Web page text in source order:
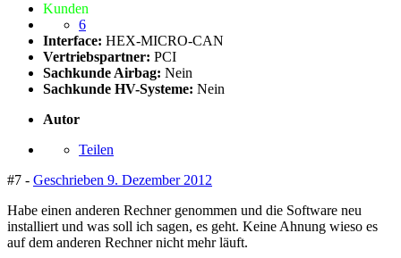
Kunden
6
Interface: HEX-MICRO-CAN
Vertriebspartner: PCI
Sachkunde Airbag: Nein
Sachkunde HV-Systeme: Nein
Autor
Teilen
#7 - Geschrieben 9. Dezember 2012
Habe einen anderen Rechner genommen und die Software neu
installiert und was soll ich sagen, es geht. Keine Ahnung wieso es
auf dem anderen Rechner nicht mehr läuft.